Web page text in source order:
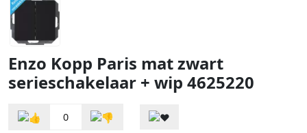
Enzo Kopp Paris mat zwart
serieschakelaar + wip 4625220
0